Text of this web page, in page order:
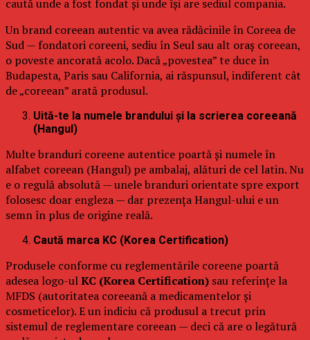
caută unde a fost fondat și unde își are sediul compania.
Un brand coreean autentic va avea rădăcinile în Coreea de
Sud — fondatori coreeni, sediu în Seul sau alt oraș coreean,
o poveste ancorată acolo. Dacă „povestea” te duce în
Budapesta, Paris sau California, ai răspunsul, indiferent cât
de „coreean” arată produsul.
Uită-te la numele brandului și la scrierea coreeană
(Hangul)
Multe branduri coreene autentice poartă și numele în
alfabet coreean (Hangul) pe ambalaj, alături de cel latin. Nu
e o regulă absolută — unele branduri orientate spre export
folosesc doar engleza — dar prezența Hangul-ului e un
semn în plus de origine reală.
Caută marca KC (Korea Certification)
Produsele conforme cu reglementările coreene poartă
adesea logo-ulKC (Korea Certification) sau referințe la
MFDS (autoritatea coreeană a medicamentelor și
cosmeticelor). E un indiciu că produsul a trecut prin
sistemul de reglementare coreean — deci că are o legătură